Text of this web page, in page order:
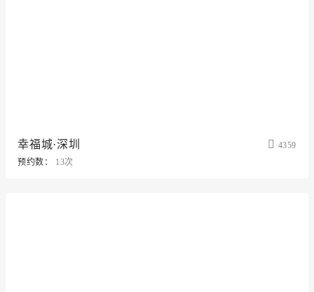
幸福城·深圳
4359
预约数：
13次